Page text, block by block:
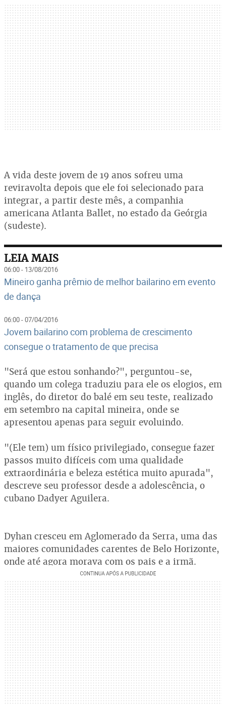
A vida deste jovem de 19 anos sofreu uma
reviravolta depois que ele foi selecionado para
integrar, a partir deste mês, a companhia
americana Atlanta Ballet, no estado da Geórgia
(sudeste).
LEIA MAIS
06:00 - 13/08/2016
Mineiro ganha prêmio de melhor bailarino em evento
de dança
06:00 - 07/04/2016
Jovem bailarino com problema de crescimento
consegue o tratamento de que precisa
"Será que estou sonhando?", perguntou-se,
quando um colega traduziu para ele os elogios, em
inglês, do diretor do balé em seu teste, realizado
em setembro na capital mineira, onde se
apresentou apenas para seguir evoluindo.
"(Ele tem) um físico privilegiado, consegue fazer
passos muito difíceis com uma qualidade
extraordinária e beleza estética muito apurada",
descreve seu professor desde a adolescência, o
cubano Dadyer Aguilera.
Dyhan cresceu em Aglomerado da Serra, uma das
maiores comunidades carentes de Belo Horizonte,
onde até agora morava com os pais e a irmã.